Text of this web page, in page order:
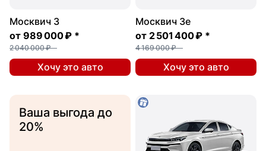
Москвич 3
от 989 000 ₽ *
2 040 000 ₽
Хочу это авто
Москвич 3e
от 2 501 400 ₽ *
4 169 000 ₽
Хочу это авто
Ваша выгода до
20%